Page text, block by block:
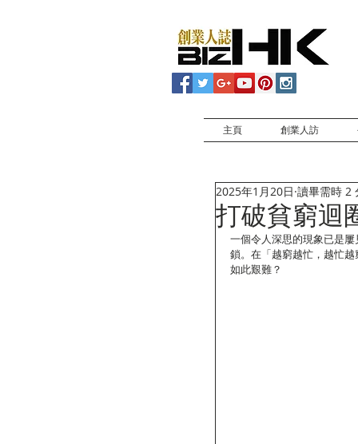
主頁 創業人訪
打破貧窮迴
2025年1月20日 讀畢需時 2
一個令人深思的現象已是
鎖。在「越窮越忙，越忙
如此艱難？